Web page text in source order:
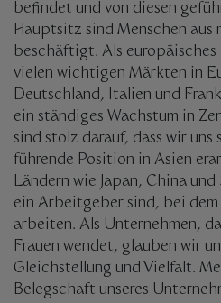
befindet und von diesen
Hauptsitz sind Menschen aus
beschäftigt. Als europäisches
vielen wichtigen Märkten in
Deutschland, Italien und
ein ständiges Wachstum in
sind stolz darauf, dass wir uns
führende Position in Asien
Ländern wie Japan, China
ein Arbeitgeber sind, bei dem
arbeiten. Als Unternehmen,
Frauen wendet, glauben wir
Gleichstellung und Vielfalt.
Belegschaft unseres